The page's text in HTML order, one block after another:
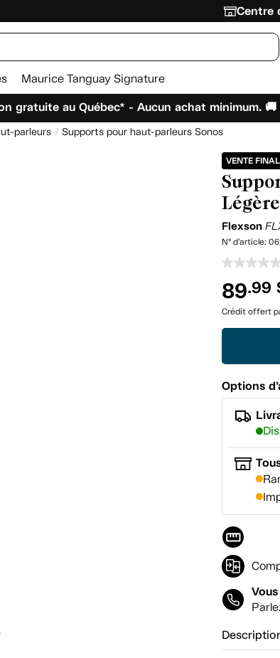
Centre
Maurice Tanguay Signature
gratuite au Québec* - Aucun achat minimum. 🚚
parleurs Supports pour haut-parleurs Sonos
VENTE
Flexson
N° d'article:
89.99
Crédit offert
Options